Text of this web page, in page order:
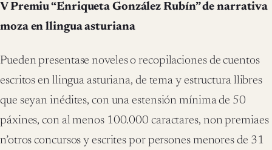
V Premiu “Enriqueta González Rubín” de narrativa
moza en llingua asturiana
Pueden presentase noveles o recopilaciones de cuentos
escritos en llingua asturiana, de tema y estructura llibres
que seyan inédites, con una estensión mínima de 50
páxines, con al menos 100.000 caractares, non premiaes
n’otros concursos y escrites por persones menores de 31